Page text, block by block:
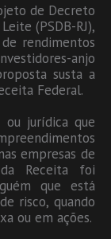
de Decreto
(PSDB-RJ),
rendimentos
anjo
susta a
Federal.
jurídica que
empresas de
Receita foi
que está
risco, quando
ou em ações.